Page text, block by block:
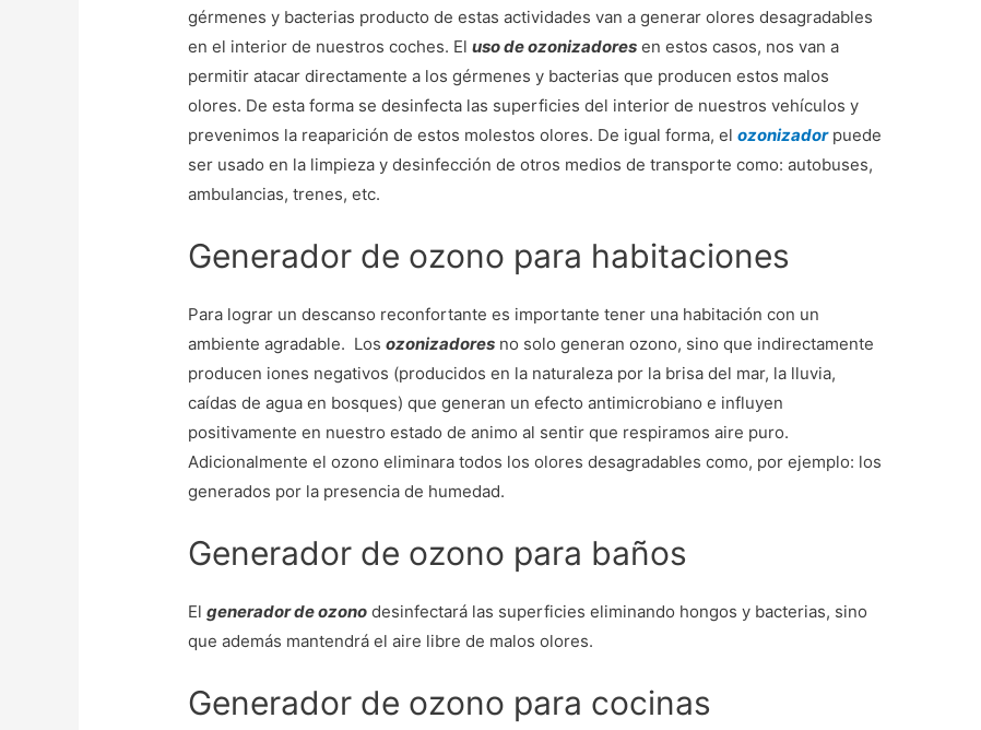
gérmenes y bacterias producto de estas actividades van a generar olores desagradables
en el interior de nuestros coches. Eluso de ozonizadores en estos casos, nos van a
permitir atacar directamente a los gérmenes y bacterias que producen estos malos
olores. De esta forma se desinfecta las superficies del interior de nuestros vehículos y
prevenimos la reaparición de estos molestos olores. De igual forma, elozonizadorpuede
ser usado en la limpieza y desinfección de otros medios de transporte como: autobuses,
ambulancias, trenes, etc.
Generador de ozono para habitaciones
Para lograr un descanso reconfortante es importante tener una habitación con un
ambiente agradable. Losozonizadores no solo generan ozono, sino que indirectamente
producen iones negativos (producidos en la naturaleza por la brisa del mar, la lluvia,
caídas de agua en bosques) que generan un efecto antimicrobiano e influyen
positivamente en nuestro estado de animo al sentir que respiramos aire puro.
Adicionalmente el ozono eliminara todos los olores desagradables como, por ejemplo: los
generados por la presencia de humedad.
Generador de ozono para baños
Elgenerador de ozono desinfectará las superficies eliminando hongos y bacterias, sino
que además mantendrá el aire libre de malos olores.
Generador de ozono para cocinas